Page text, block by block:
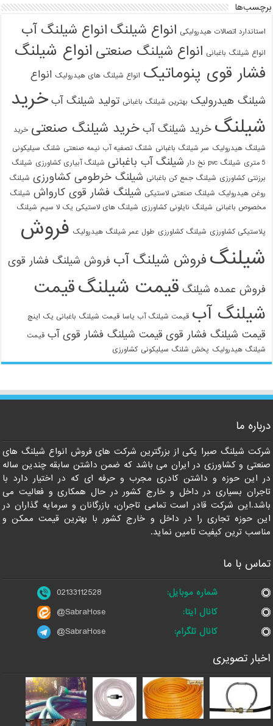
برچسب‌ها
استاندارد اتصالات هیدرولیکی انواع شیلنگ انواع شیلنگ آب
انواع شیلنگ باغبانی انواع شیلنگ صنعتی انواع شیلنگ
فشار قوی پنوماتیک انواع شیلنگ های هیدرولیک انواع
شیلنگ هیدرولیک بهترین شیلنگ باغبانی تولید شیلنگ آب خرید
شیلنگ خرید شیلنگ آب خرید شیلنگ صنعتی خرید
شیلنگ هیدرولیک سر شیلنگ باغبانی شلنگ تصفیه آب نیمه صنعتی شلنگ سیلیکونی
5 متری
شیلنگ pvc نخ دار شیلنگ آب باغبانی شیلنگ آبیاری کشاورزی شیلنگ
برزنتی کشاورزی شیلنگ جمع کن باغبانی شیلنگ خرطومی کشاورزی شیلنگ
روغن هیدرولیک شیلنگ صنعتی لاستیکی شیلنگ فشار قوی کارواش شیلنگ
مخصوص باغبانی شیلنگ نایلونی کشاورزی شیلنگ های لاستیکی یک لا سیم شیلنگ
پلاستیکی کشاورزی شیلنگ کشاورزی طول عمر شیلنگ هیدرولیک فروش
شیلنگ فروش شیلنگ آب فروش شیلنگ فشار قوی
فروش عمده شیلنگ قیمت شیلنگقیمت
شیلنگ آب قیمت شیلنگ آب یاسا قیمت شیلنگ باغبانی یک اینچ
قیمت شیلنگ فشار قوی قیمت شیلنگ فشار قوی آب قیمت
شیلنگ هیدرولیک پخش شلنگ سیلیکونی کشاورزی
درباره ما
شرکت شیلنگ صبرا یکی از بزرگترین شرکت های فروش انواع شیلنگ های
صنعتی و کشاورزی در ایران می باشد که ضمن داشتن سابقه چندین ساله
در این حوزه و داشتن کادری مجرب و حرفه ای که در اختیار دارد با
تاجران بسیاری در داخل و خارج کشور در حال همکاری و فعالیت می
باشد.این شرکت قادر است تمامی تاجران، بازرگانان و سرمایه گذاران در
این حوزه تجاری را در داخل و خارج کشور با بهترین قیمت ممکن و
مناسب ترین کیفیت تامین نماید.
تماس با ما
شماره موبایل:
02133112528
کانال ایتا:
@SabraHose
کانال تلگرام:
@SabraHose
اخبار تصویری